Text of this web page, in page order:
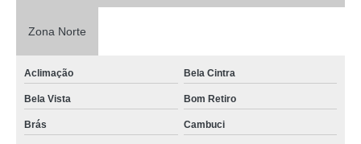
Zona Norte
Aclimação Bela Cintra
Bela Vista Bom Retiro
Brás Cambuci